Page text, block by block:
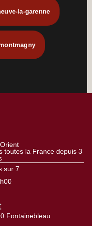
la-garenne
toutes la France depuis 3
sur 7
Fontainebleau